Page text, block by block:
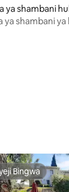
4.86 kati ya
ya shambani
ya shambani
Bingwa
Bingwa